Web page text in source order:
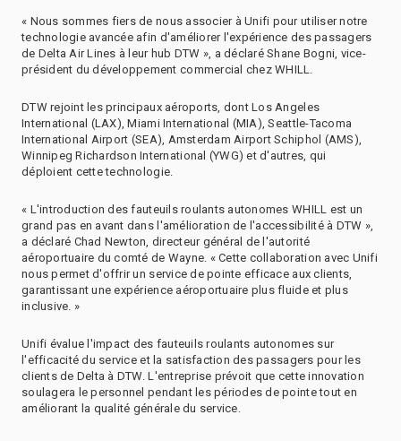
« Nous sommes fiers de nous associer à Unifi pour utiliser notre
technologie avancée afin d'améliorer l'expérience des passagers
de Delta Air Lines à leur hub DTW », a déclaré Shane Bogni, vice-
président du développement commercial chez WHILL.
DTW rejoint les principaux aéroports, dont Los Angeles
International (LAX), Miami International (MIA), Seattle-Tacoma
International Airport (SEA), Amsterdam Airport Schiphol (AMS),
Winnipeg Richardson International (YWG) et d'autres, qui
déploient cette technologie.
« L'introduction des fauteuils roulants autonomes WHILL est un
grand pas en avant dans l'amélioration de l'accessibilité à DTW »,
a déclaré Chad Newton, directeur général de l'autorité
aéroportuaire du comté de Wayne. « Cette collaboration avec Unifi
nous permet d'offrir un service de pointe efficace aux clients,
garantissant une expérience aéroportuaire plus fluide et plus
inclusive. »
Unifi évalue l'impact des fauteuils roulants autonomes sur
l'efficacité du service et la satisfaction des passagers pour les
clients de Delta à DTW. L'entreprise prévoit que cette innovation
soulagera le personnel pendant les périodes de pointe tout en
améliorant la qualité générale du service.